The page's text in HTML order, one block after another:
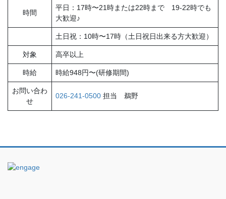
時間
平日：17時〜21時または22時まで 19-22時でも
大歓迎♪
土日祝：10時〜17時（土日祝日出来る方大歓迎）
対象 高卒以上
時給 時給948円〜(研修期間)
お問い合わ
せ
026-241-0500 担当 鵜野